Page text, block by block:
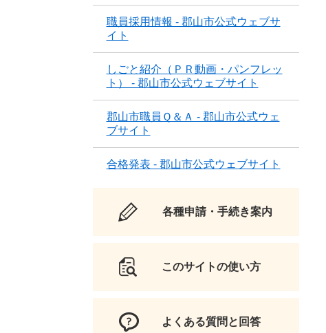
職員採用情報 - 郡山市公式ウェブサ
イト
しごと紹介（ＰＲ動画・パンフレッ
ト） - 郡山市公式ウェブサイト
郡山市職員Ｑ＆Ａ - 郡山市公式ウェ
ブサイト
合格発表 - 郡山市公式ウェブサイト
各種申請・手続き案内
このサイトの使い方
よくある質問と回答